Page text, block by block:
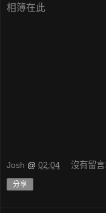
相簿在此
Josh @ 02:04 沒有留言:
分享